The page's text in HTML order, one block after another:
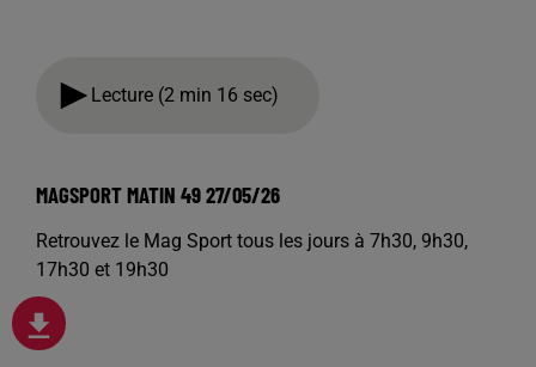
Lecture (2 min 16 sec)
MAGSPORT MATIN 49 27/05/26
Retrouvez le Mag Sport tous les jours à 7h30, 9h30,
17h30 et 19h30